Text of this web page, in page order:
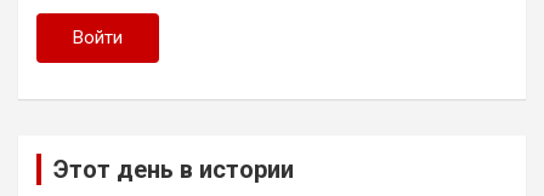
Войти
Этот день в истории